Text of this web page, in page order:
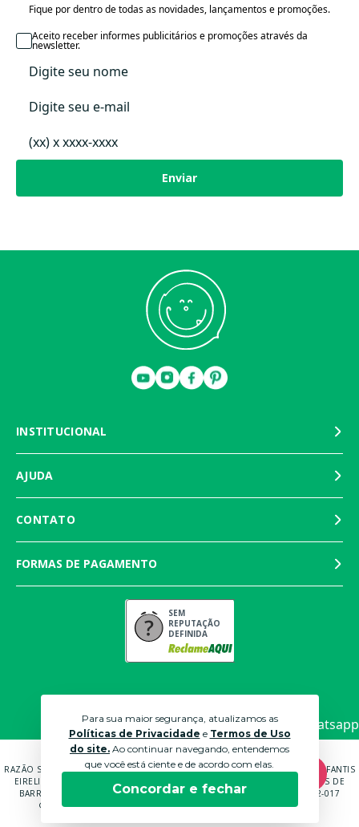
Para sua maior segurança, atualizamos as
Políticas de Privacidade e Termos de Uso
do site. Ao continuar navegando, entendemos
que você está ciente e de acordo com elas.
Concordar e fechar
Fique por dentro de todas as novidades, lançamentos e promoções.
Enviar
Aceito receber informes publicitários e promoções através da
newsletter.
INSTITUCIONAL
AJUDA
CONTATO
FORMAS DE PAGAMENTO
SEM
REPUTAÇÃO
DEFINIDA
RAZÃO SOCIAL: MARTINS PANTALEÃO COMÉRCIO DE MÓVEIS E ROUPAS INFANTIS
EIRELI EPP CNPJ: 04.591.672/0001-70 ENDEREÇO: RUA ANTÔNIO CARLOS DE
BARROS BRUNI, 232, QUADRA B LOTE 14 SOROCABA - SP - CEP: 18052-017
© 2021 LOJAS BICHO PAPÃO. TODOS OS DIREITOS RESERVADOS.